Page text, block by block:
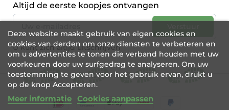
Altijd de eerste koopjes ontvangen
U kunt zich altijd uitschrijven
Deze website maakt gebruik van eigen cookies en
cookies van derden om onze diensten te verbeteren en
om u advertenties te tonen die verband houden met uw
voorkeuren door uw surfgedrag te analyseren. Om uw
toestemming te geven voor het gebruik ervan, drukt u
op de knop Accepteren.
Meer informatie Cookies aanpassen